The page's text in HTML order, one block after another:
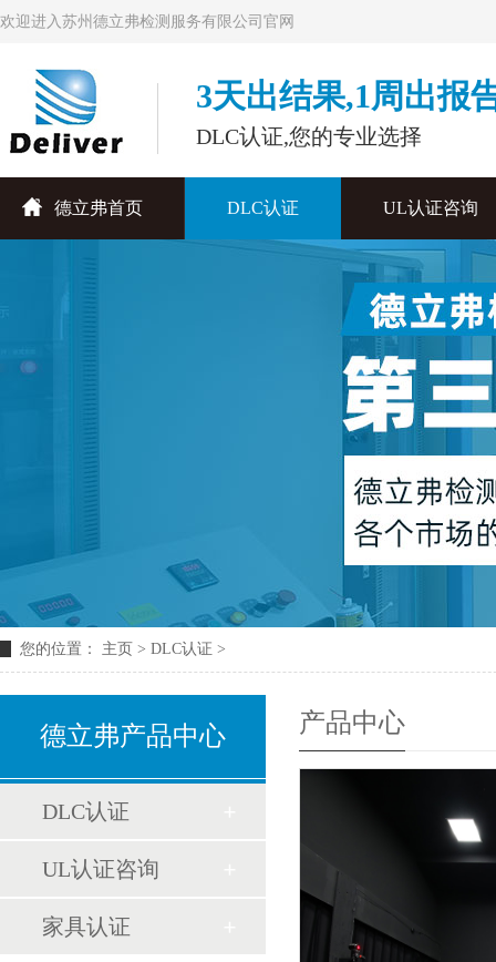
欢迎进入苏州德立弗检测服务有限公司官网
3天出结果,1周出报
DLC认证,您的专业选择
德立弗首页 DLC认证 UL认证咨询
联系德立弗
您的位置： 主页 > DLC认证 >
德立弗产品中心
DLC认证
UL认证咨询
家具认证
产品中心